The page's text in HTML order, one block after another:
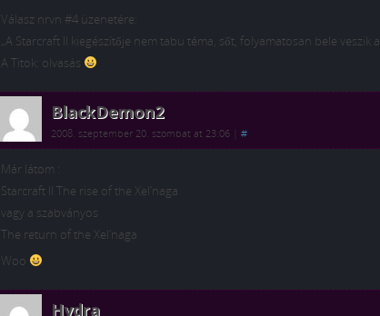
Válasz nrvn #4 üzenetére:
„A Starcraft II kiegészítője nem tabu téma, sőt, folyamatosan bele veszik a
A Titok: olvasás
BlackDemon2
2008. szeptember 20. szombat at 23:06 #
Már látom :
Starcraft II The rise of the Xel’naga
vagy a szabványos
The return of the Xel’naga
Woo
Hydra